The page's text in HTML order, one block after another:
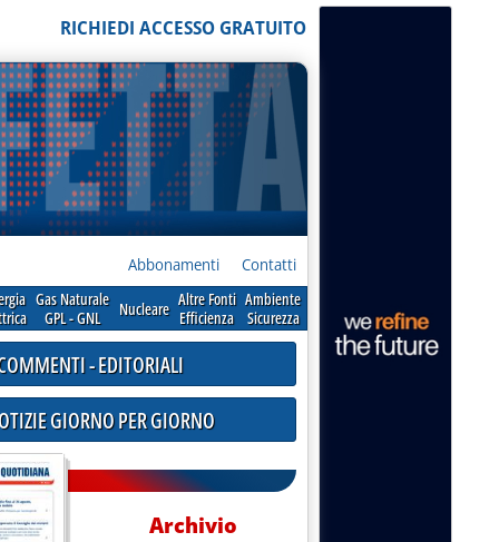
RICHIEDI ACCESSO GRATUITO
Abbonamenti Contatti
Gas Naturale
GPL - GNL
Nucleare Altre Fonti
Efficienza
Ambiente
Sicurezza
- EDITORIALI
GIORNO PER GIORNO
Archivio